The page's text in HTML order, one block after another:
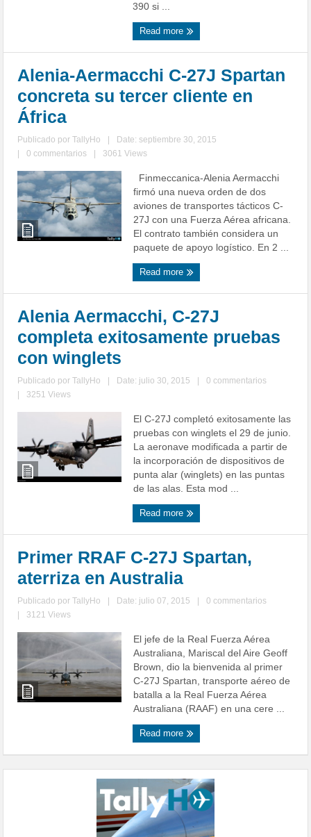
390 si ...
Read more
Alenia-Aermacchi C-27J Spartan
concreta su tercer cliente en
África
Publicado porTallyHo
Date: septiembre 30, 2015
0 commentarios 3061 Views
Finmeccanica-Alenia Aermacchi
firmó una nueva orden de dos
aviones de transportes tácticos C-
27J con una Fuerza Aérea africana.
El contrato también considera un
paquete de apoyo logístico. En 2 ...
Read more
Alenia Aermacchi, C-27J
completa exitosamente pruebas
con winglets
Publicado porTallyHo Date: julio 30, 2015
0 commentarios
3251 Views
El C-27J completó exitosamente las
pruebas con winglets el 29 de junio.
La aeronave modificada a partir de
la incorporación de dispositivos de
punta alar (winglets) en las puntas
de las alas. Esta mod ...
Read more
Primer RRAF C-27J Spartan,
aterriza en Australia
Publicado porTallyHo Date: julio 07, 2015
0 commentarios
3121 Views
El jefe de la Real Fuerza Aérea
Australiana, Mariscal del Aire Geoff
Brown, dio la bienvenida al primer
C-27J Spartan, transporte aéreo de
batalla a la Real Fuerza Aérea
Australiana (RAAF) en una cere ...
Read more